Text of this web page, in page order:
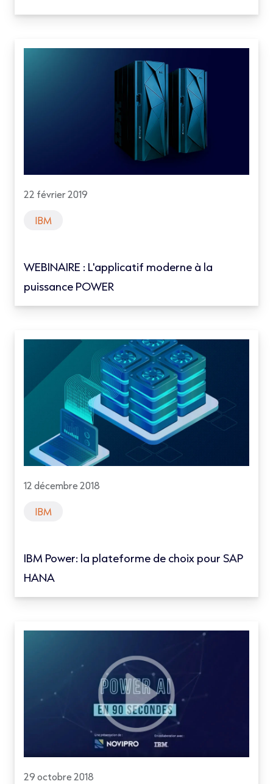
22 février 2019
IBM
WEBINAIRE : L'applicatif moderne à la
puissance POWER
12 décembre 2018
IBM
IBM Power: la plateforme de choix pour SAP
HANA
29 octobre 2018